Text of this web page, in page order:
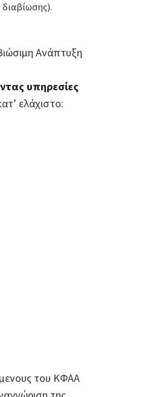
Ανάπτυξη
υπηρεσίες
ελάχιστο:
του ΚΦΑΑ